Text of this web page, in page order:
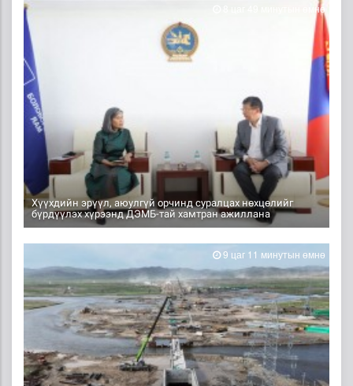
Хүүхдийн эрүүл, аюулгүй орчинд суралцах нөхцөлийг
бүрдүүлэх хүрээнд ДЭМБ-тай хамтран ажиллана
8 цаг 49 минутын өмнө
9 цаг 11 минутын өмнө